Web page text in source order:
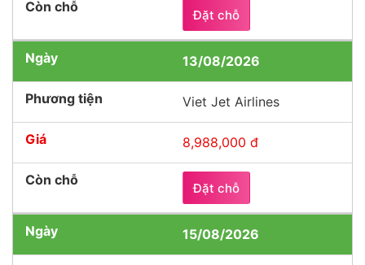
Đặt chỗ
13/08/2026
Viet Jet Airlines
8,988,000 đ
Đặt chỗ
15/08/2026